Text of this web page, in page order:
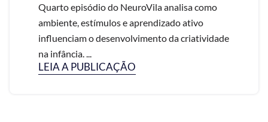
Quarto episódio do NeuroVila analisa como
ambiente, estímulos e aprendizado ativo
influenciam o desenvolvimento da criatividade
na infância. ...
LEIA A PUBLICAÇÃO